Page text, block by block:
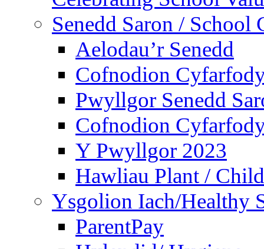
Senedd Saron / School
Aelodau’r Senedd
Cofnodion
Pwyllgor Senedd
Cofnodion
Y Pwyllgor 2023
Hawliau Plant /
Ysgolion Iach/Healthy
ParentPay